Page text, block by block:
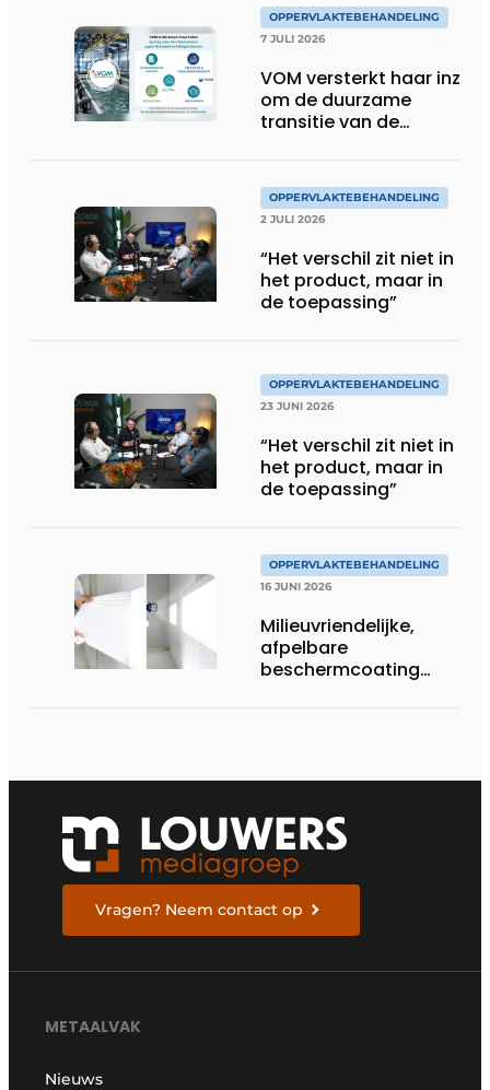
OPPERVLAKTEBEHANDELING
7 JULI 2026
VOM versterkt haar inzet
om de duurzame
transitie van de
OPPERVLAKTEBEHANDELING
2 JULI 2026
“Het verschil zit niet in
het product, maar in
de toepassing”
OPPERVLAKTEBEHANDELING
23 JUNI 2026
“Het verschil zit niet in
het product, maar in
de toepassing”
OPPERVLAKTEBEHANDELING
16 JUNI 2026
Milieuvriendelijke,
afpelbare
beschermcoating
Vragen? Neem contact op
METAALVAK
Nieuws